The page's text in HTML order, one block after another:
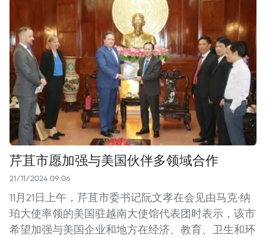
芹苴市愿加强与美国伙伴多领域合作
21/11/2024 09:06
11月21日上午，芹苴市委书记阮文孝在会见由马克·纳
珀大使率领的美国驻越南大使馆代表团时表示，该市
希望加强与美国企业和地方在经济、教育、卫生和环